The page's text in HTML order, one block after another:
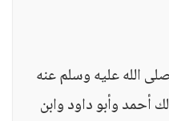
الله عليه وسلم عنه
أحمد وأبو داود وابن